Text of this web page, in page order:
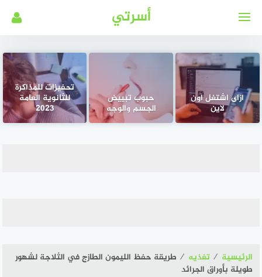
أسرتي
ازاى اشتغل اون
لاين
حبوب تبييض
الجسم والوجه
تحفيزات للمذاكرة
للثانوية العامة
2023
الرئيسية ⁄ تغذيه ⁄ طريقة حفظ الليمون الطازج في الثلاجة لشهور
طويلة بأوراق الجرائد